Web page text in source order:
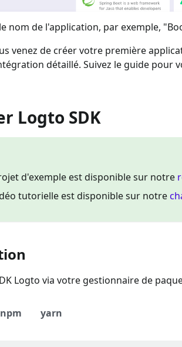
nom de l'application, par exemple,
venez de créer votre première
détaillé. Suivez le guide pour
Logto SDK
d'exemple est disponible sur notre
tutorielle est disponible sur notre
Logto via votre gestionnaire de
yarn